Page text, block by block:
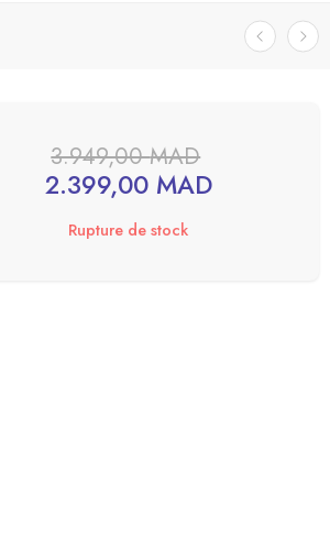
3.949,00MAD
2.399,00 MAD
Rupture de stock